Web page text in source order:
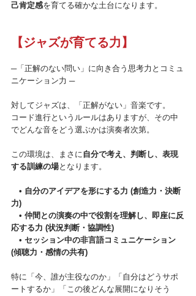
己肯定感を育てる確かな土台になります。
【ジャズが育てる力】
─「正解のない問い」に向き合う思考力とコミュ
ニケーション力 ─
対してジャズは、「正解がない」音楽です。
コード進行というルールはありますが、その中
この環境は、まさに自分で考え、判断し、表現
する訓練の場となります。
• 自分のアイデアを形にする力 (創造力・決断
力)
• 仲間との演奏の中で役割を理解し、即座に反
応する力 (状況判断・協調性)
• セッション中の非言語コミュニケーション
(傾聴力・感情の共有)
特に「今、誰が主役なのか」「自分はどうサポ
ートするか」「この後どんな展開になりそう